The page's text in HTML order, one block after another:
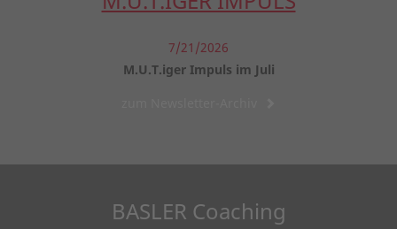
7/21/2026
M.U.T.iger Impuls im Juli
BASLER Coaching